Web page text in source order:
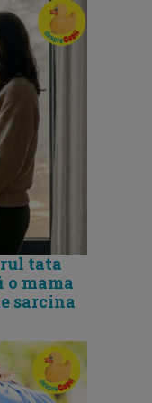
tata
o mama
sarcina